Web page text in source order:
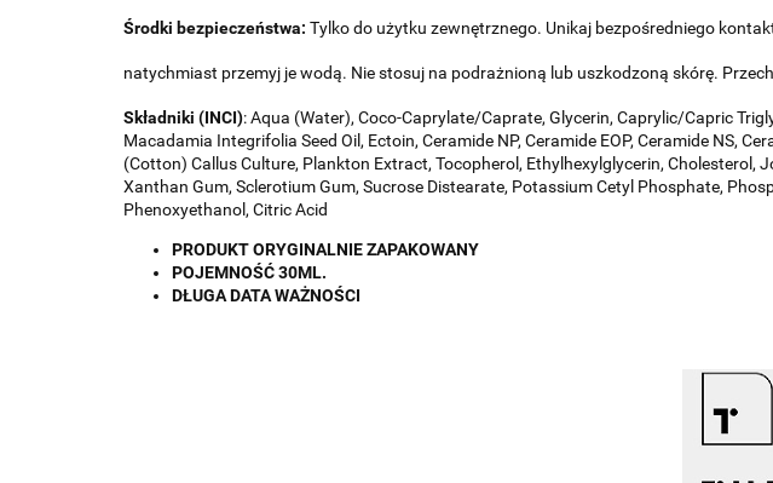
Środki bezpieczeństwa: Tylko do użytku zewnętrznego. Unikaj bezpośredniego
natychmiast przemyj je wodą. Nie stosuj na podrażnioną lub uszkodzoną skórę.
Składniki (INCI): Aqua (Water), Coco-Caprylate/Caprate, Glycerin, Caprylic/Capric
Macadamia Integrifolia Seed Oil, Ectoin, Ceramide NP, Ceramide EOP, Ceramide NS,
(Cotton) Callus Culture, Plankton Extract, Tocopherol, Ethylhexylglycerin,
Xanthan Gum, Sclerotium Gum, Sucrose Distearate, Potassium Cetyl Phosphate,
Phenoxyethanol, Citric Acid
PRODUKT ORYGINALNIE ZAPAKOWANY
POJEMNOŚĆ 30ML.
DŁUGA DATA WAŻNOŚCI